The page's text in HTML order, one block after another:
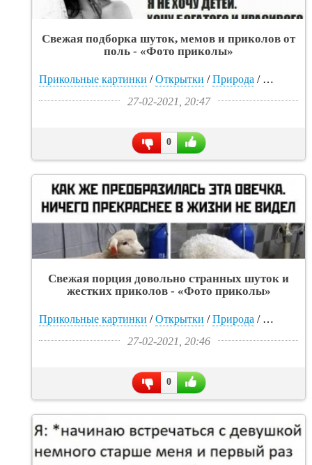
Свежая подборка шуток, мемов и приколов от
поль - «Фото приколы»
Прикольные картинки /Открытки /Природа / Фото
27-02-2021, 20:47
0
Свежая порция довольно странных шуток и
жестких приколов - «Фото приколы»
Прикольные картинки /Открытки /Природа / Видео
27-02-2021, 20:46
0